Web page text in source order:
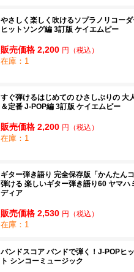
やさしく楽しく吹けるソプラノリコー
ヒットソング編 3訂版 ケイエムピー
販売価格 2,200 円 （税込）
在庫：1
すぐ弾けるはじめての ひさしぶりの 大
＆定番 J-POP編 3訂版 ケイエムピー
販売価格 2,200 円 （税込）
在庫：1
ギター弾き語り 完全保存版「かんたん
弾ける 楽しいギター弾き語り60 ヤマハ
ディア
販売価格 2,530 円 （税込）
在庫：1
バンドスコア バンドで弾く！J-POPヒ
ト シンコーミュージック